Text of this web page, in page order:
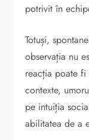
potrivit în
Totuși,
observația nu
reacția poate
contexte,
pe intuiția
abilitatea de a